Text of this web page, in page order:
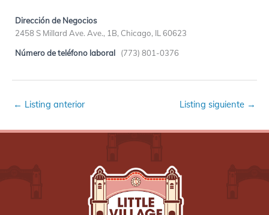
Dirección de Negocios
2458 S Millard Ave. Ave., 1B, Chicago, IL 60623
Número de teléfono laboral (773) 801-0376
← Listing anterior Listing siguiente →